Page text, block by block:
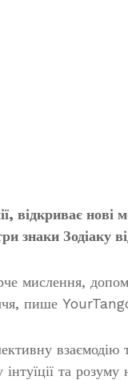
відкриває
знаки Зодіаку
мислення,
пише
взаємодію
та